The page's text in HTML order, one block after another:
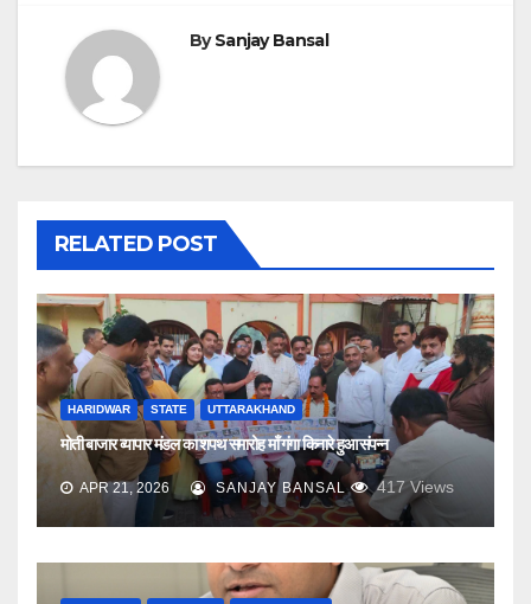
o
k
p
BySanjay Bansal
RELATED POST
HARIDWAR STATE UTTARAKHAND
मोती बाजार व्यापार मंडल का शपथ समारोह माँ गंगा किनारे हुआ संपन्न
APR 21, 2026 SANJAY BANSAL 417Views